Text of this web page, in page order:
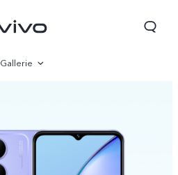
Gallerie
Paramètre